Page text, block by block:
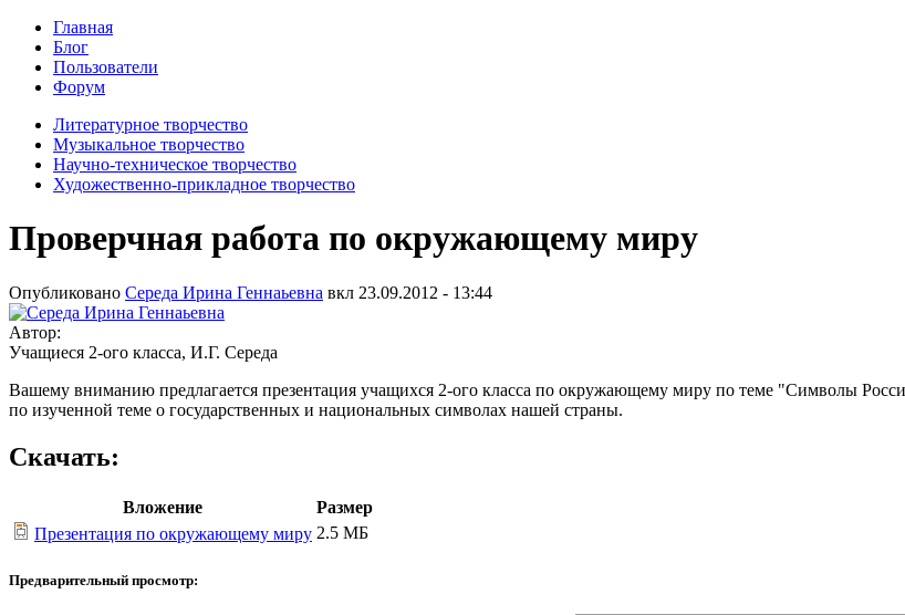
Главная
Блог
Пользователи
Форум
Литературное творчество
Музыкальное творчество
Научно-техническое творчество
Художественно-прикладное творчество
Проверчная работа по окружающему миру
Опубликовано Середа Ирина Геннаьевна вкл 23.09.2012 - 13:44
Автор:
Учащиеся 2-ого класса, И.Г. Середа
Вашему вниманию предлагается презентация учащихся 2-ого класса по окружающему миру по теме "Символы
по изученной теме о государственных и национальных символах нашей страны.
Скачать:
Вложение
Размер
Презентация по окружающему миру 2.5 МБ
Предварительный просмотр: